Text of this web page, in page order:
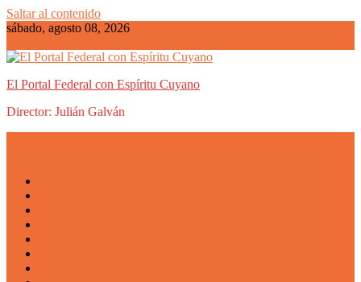
Saltar al contenido
sábado, agosto 08, 2026
El Portal Federal con Espíritu Cuyano
Director: Julián Galván